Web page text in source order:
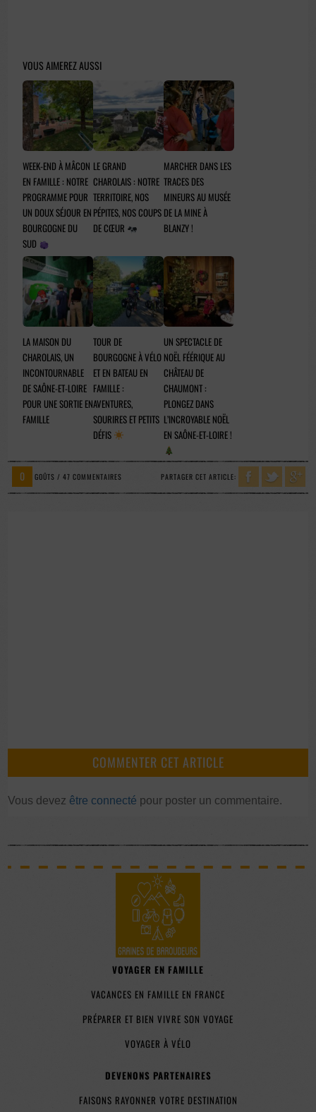
VOUS AIMEREZ AUSSI
WEEK-END À MÂCON
EN FAMILLE : NOTRE
PROGRAMME POUR
UN DOUX SÉJOUR EN
BOURGOGNE DU
SUD
LE GRAND
CHAROLAIS : NOTRE
TERRITOIRE, NOS
PÉPITES, NOS COUPS
DE CŒUR
MARCHER DANS LES
TRACES DES
MINEURS AU MUSÉE
DE LA MINE À
BLANZY !
LA MAISON DU
CHAROLAIS, UN
INCONTOURNABLE
DE SAÔNE-ET-LOIRE
POUR UNE SORTIE EN
FAMILLE
TOUR DE
BOURGOGNE À VÉLO
ET EN BATEAU EN
FAMILLE :
AVENTURES,
SOURIRES ET PETITS
DÉFIS
UN SPECTACLE DE
NOËL FÉÉRIQUE AU
CHÂTEAU DE
CHAUMONT :
PLONGEZ DANS
L’INCROYABLE NOËL
EN SAÔNE-ET-LOIRE !
0 GOÛTS / 47 COMMENTAIRES PARTAGER CET ARTICLE:
COMMENTER CET ARTICLE
Vous devez être connecté pour poster un commentaire.
VOYAGER EN FAMILLE
VACANCES EN FAMILLE EN FRANCE
PRÉPARER ET BIEN VIVRE SON VOYAGE
VOYAGER À VÉLO
DEVENONS PARTENAIRES
FAISONS RAYONNER VOTRE DESTINATION